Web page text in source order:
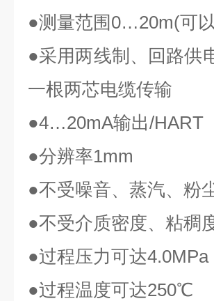
●测量范围0…20m(可
●采用两线制、回路供
一根两芯电缆传输
●4…20mA输出/HART
●分辨率1mm
●不受噪音、蒸汽、粉
●不受介质密度、粘稠
●过程压力可达4.0MPa
●过程温度可达250℃